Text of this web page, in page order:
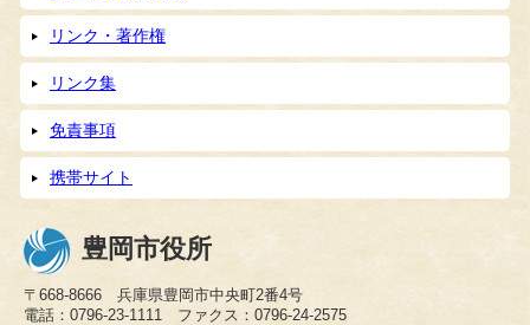
リンク・著作権
リンク集
免責事項
携帯サイト
豊岡市役所
〒668-8666 兵庫県豊岡市中央町2番4号
電話：0796-23-1111 ファクス：0796-24-2575